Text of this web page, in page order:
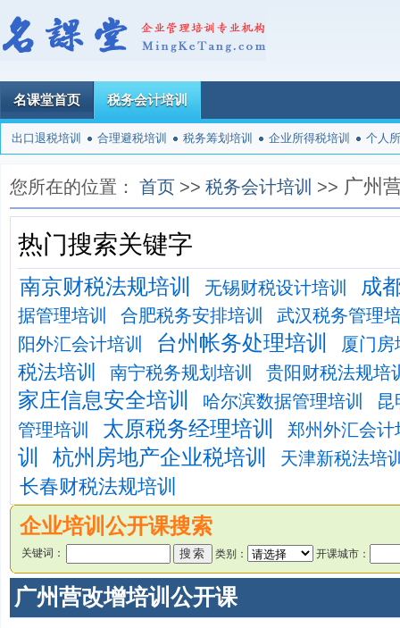
名课堂首页 税务会计培训
出口退税培训 合理避税培训 税务筹划培训 企业所得税培训 个人
您所在的位置： 首页 >> 税务会计培训 >> 广州
热门搜索关键字
南京财税法规培训 无锡财税设计培训 成
据管理培训 合肥税务安排培训
武汉税务管理
阳外汇会计培训
台州帐务处理培训 厦门
税法培训 南宁税务规划培训 贵阳财税法规培
家庄信息安全培训 哈尔滨数据管理培训
昆
管理培训
太原税务经理培训 郑州外汇会计
训 杭州房地产企业税培训 天津新税法培
长春财税法规培训
企业培训公开课搜索
关键词： 类别： 开课城市：
广州营改增培训公开课